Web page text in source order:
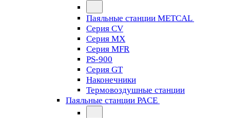
Паяльные станции METCAL
Серия CV
Серия MX
Серия MFR
PS-900
Серия GT
Наконечники
Термовоздушные станции
Паяльные станции PACE